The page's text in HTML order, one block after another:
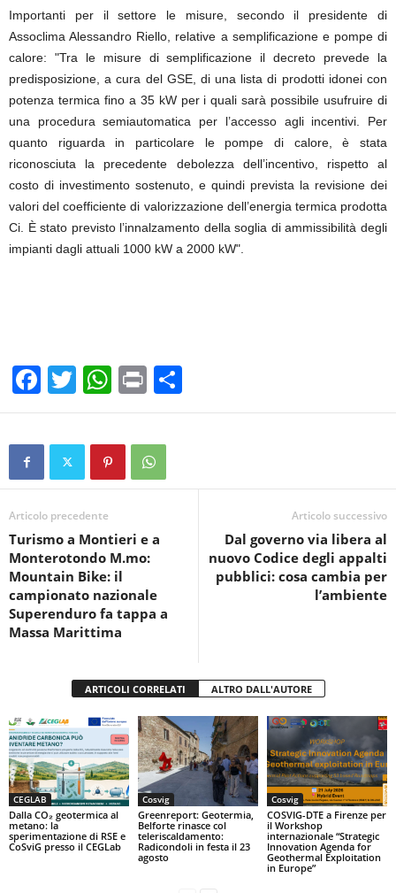
Importanti per il settore le misure, secondo il presidente di
Assoclima Alessandro Riello, relative a semplificazione e pompe di
calore: "Tra le misure di semplificazione il decreto prevede la
predisposizione, a cura del GSE, di una lista di prodotti idonei con
potenza termica fino a 35 kW per i quali sarà possibile usufruire di
una procedura semiautomatica per l’accesso agli incentivi. Per
quanto riguarda in particolare le pompe di calore, è stata
riconosciuta la precedente debolezza dell’incentivo, rispetto al
costo di investimento sostenuto, e quindi prevista la revisione dei
valori del coefficiente di valorizzazione dell’energia termica prodotta
Ci. È stato previsto l’innalzamento della soglia di ammissibilità degli
impianti dagli attuali 1000 kW a 2000 kW".
F
a
c
b
o
o
k
T
wi
tt
W
h
at
s
A
p
Pr
in
t
o
vi
Articolo precedente
Turismo a Montieri e a
Monterotondo M.mo:
Mountain Bike: il
campionato nazionale
Superenduro fa tappa a
Massa Marittima
Articolo successivo
Dal governo via libera al
nuovo Codice degli appalti
pubblici: cosa cambia per
l’ambiente
ARTICOLI CORRELATI ALTRO DALL'AUTORE
CEGLAB
Dalla CO₂ geotermica al
metano: la
sperimentazione di RSE e
CoSviG presso il CEGLab
Cosvig
Greenreport: Geotermia,
Belforte rinasce col
teleriscaldamento:
Radicondoli in festa il 23
agosto
Cosvig
COSVIG-DTE a Firenze per
il Workshop
internazionale “Strategic
Innovation Agenda for
Geothermal Exploitation
in Europe”